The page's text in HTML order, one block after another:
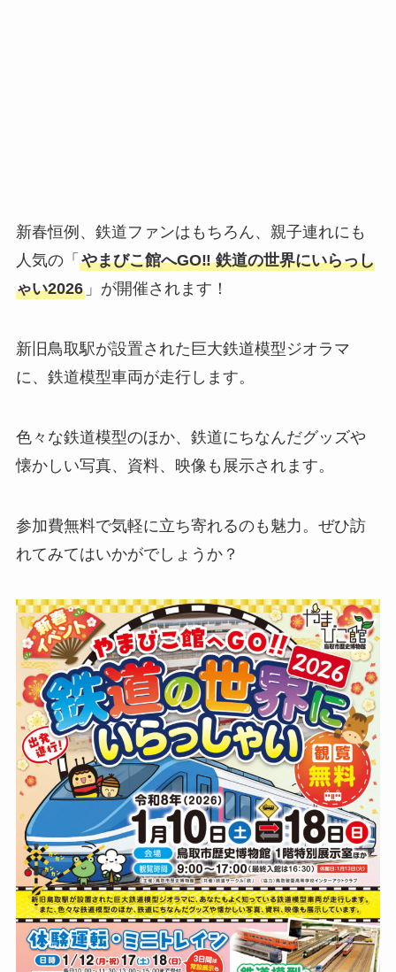
新春恒例、鉄道ファンはもちろん、親子連れにも
人気の「 やまびこ館へGO‼ 鉄道の世界にいらっし
ゃい2026」が開催されます！
新旧鳥取駅が設置された巨大鉄道模型ジオラマ
に、鉄道模型車両が走行します。
色々な鉄道模型のほか、鉄道にちなんだグッズや
懐かしい写真、資料、映像も展示されます。
参加費無料で気軽に立ち寄れるのも魅力。ぜひ訪
れてみてはいかがでしょうか？